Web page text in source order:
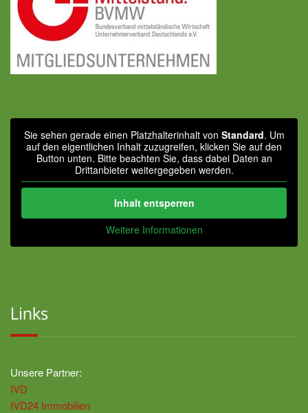
Sie sehen gerade einen Platzhalterinhalt von Standard. Um
auf den eigentlichen Inhalt zuzugreifen, klicken Sie auf den
Button unten. Bitte beachten Sie, dass dabei Daten an
Drittanbieter weitergegeben werden.
Inhalt entsperren
Weitere Informationen
Links
Unsere Partner:
IVD
IVD24 Immobilien